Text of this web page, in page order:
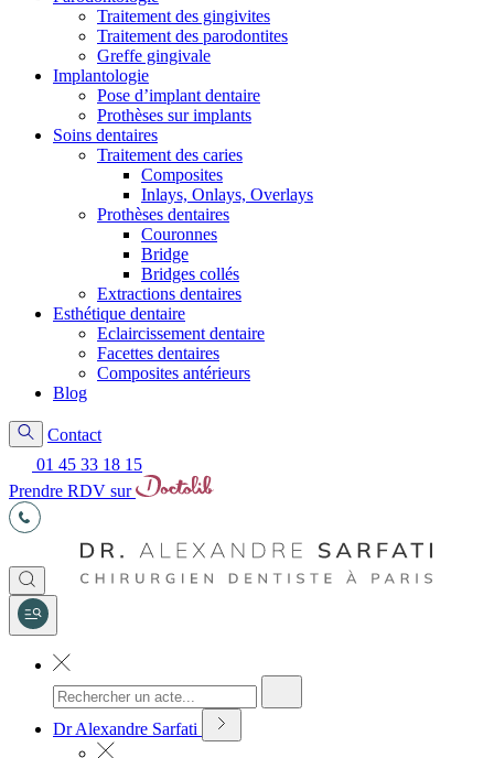
Traitement des gingivites
Traitement des parodontites
Greffe gingivale
Implantologie
Pose d’implant dentaire
Prothèses sur implants
Soins dentaires
Traitement des caries
Composites
Inlays, Onlays, Overlays
Prothèses dentaires
Couronnes
Bridge
Bridges collés
Extractions dentaires
Esthétique dentaire
Eclaircissement dentaire
Facettes dentaires
Composites antérieurs
Blog
Contact
01 45 33 18 15
Prendre RDV sur
Dr Alexandre Sarfati